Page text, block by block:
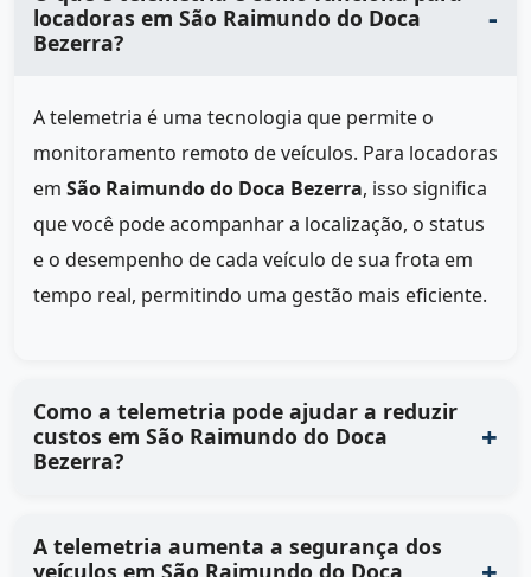
locadoras em São Raimundo do Doca
Bezerra?
A telemetria é uma tecnologia que permite o
monitoramento remoto de veículos. Para locadoras
em São Raimundo do Doca Bezerra, isso significa
que você pode acompanhar a localização, o status
e o desempenho de cada veículo de sua frota em
tempo real, permitindo uma gestão mais eficiente.
Como a telemetria pode ajudar a reduzir
custos em São Raimundo do Doca
Bezerra?
A telemetria aumenta a segurança dos